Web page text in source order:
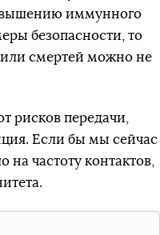
иммунного
безопасности, то
или смертей можно не
рисков передачи,
Если бы мы сейчас
частоту контактов,